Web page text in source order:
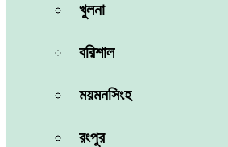
খুলনা
বরিশাল
ময়মনসিংহ
রংপুর